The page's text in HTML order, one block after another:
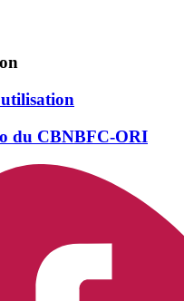
du CBNBFC-ORI